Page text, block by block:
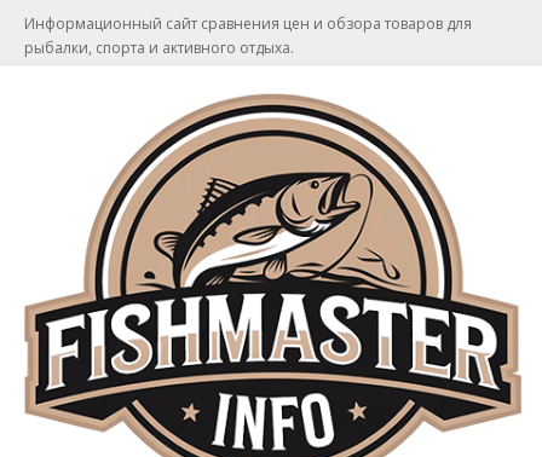
Информационный сайт сравнения цен и обзора товаров для
рыбалки, спорта и активного отдыха.